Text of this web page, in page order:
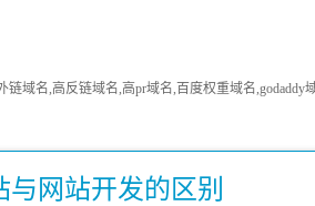
链域名,高反链域名,高pr域名,百度权重域名,godaddy
与网站开发的区别